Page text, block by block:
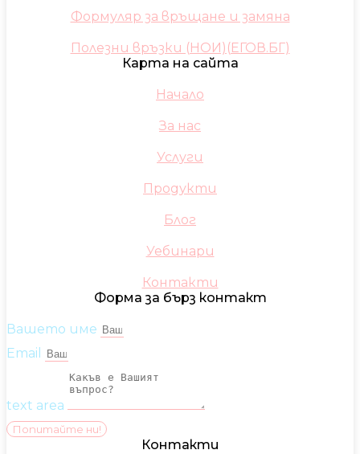
Формуляр за връщане и замяна
Полезни връзки (НОИ)(ЕГОВ.БГ)
Карта на сайта
Начало
За нас
Услуги
Продукти
Блог
Уебинари
Контакти
Форма за бърз контакт
Вашето име
Email
text area
Попитайте ни!
Контакти